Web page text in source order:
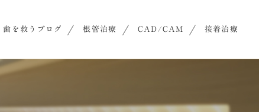
歯を救うブログ 根管治療 CAD/CAM 接着治療